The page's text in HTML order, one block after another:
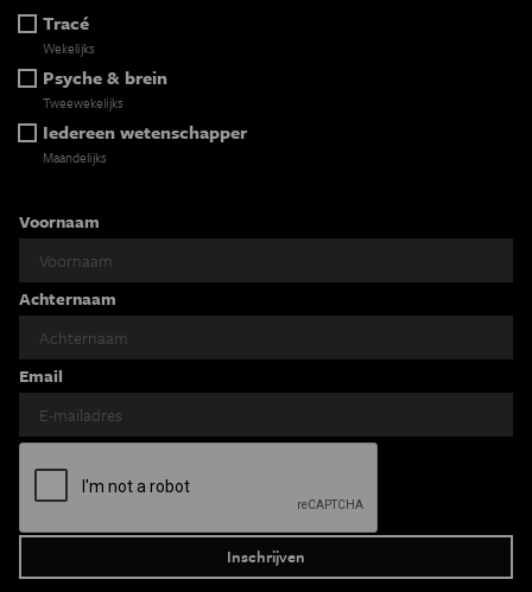
Tracé
Wekelijks
Psyche & brein
Tweewekelijks
Iedereen wetenschapper
Maandelijks
Voornaam
Achternaam
Email